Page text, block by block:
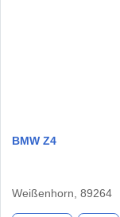
BMW Z4
Weißenhorn, 89264